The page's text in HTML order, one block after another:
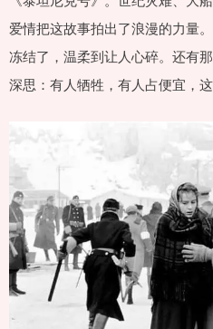
爱情把这故事拍出了浪漫的力量
冻结了，温柔到让人心碎。还有
深思：有人牺牲，有人占便宜，